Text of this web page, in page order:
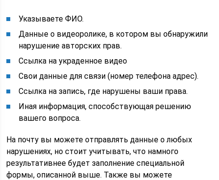
Указываете ФИО.
Данные о видеоролике, в котором вы обнаружили
нарушение авторских прав.
Ссылка на украденное видео
Свои данные для связи (номер телефона адрес).
Ссылка на запись, где нарушены ваши права.
Иная информация, способствующая решению
вашего вопроса.
На почту вы можете отправлять данные о любых
нарушениях, но стоит учитывать, что намного
результативнее будет заполнение специальной
формы, описанной выше. Также вы можете